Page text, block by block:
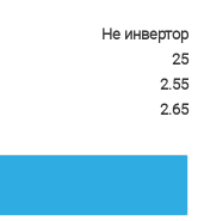
Не инвертор
25
2.55
2.65